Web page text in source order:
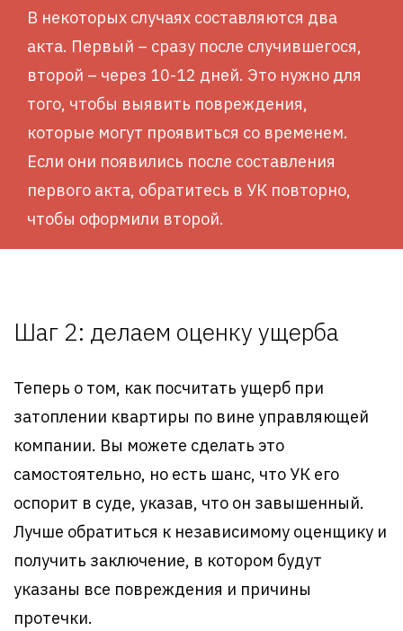
В некоторых случаях составляются два
акта. Первый – сразу после случившегося,
второй – через 10-12 дней. Это нужно для
того, чтобы выявить повреждения,
которые могут проявиться со временем.
Если они появились после составления
первого акта, обратитесь в УК повторно,
чтобы оформили второй.
Шаг 2: делаем оценку ущерба
Теперь о том, как посчитать ущерб при
затоплении квартиры по вине управляющей
компании. Вы можете сделать это
самостоятельно, но есть шанс, что УК его
оспорит в суде, указав, что он завышенный.
Лучше обратиться к независимому оценщику и
получить заключение, в котором будут
указаны все повреждения и причины
протечки.